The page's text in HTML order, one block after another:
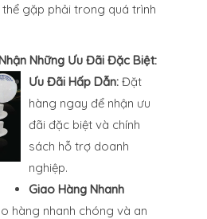
gặp phải trong quá trình
Những Ưu Đãi Đặc Biệt:
Ưu Đãi Hấp Dẫn: Đặt
hàng ngay để nhận ưu
đãi đặc biệt và chính
sách hỗ trợ doanh
nghiệp.
Giao Hàng Nhanh
hàng nhanh chóng và an